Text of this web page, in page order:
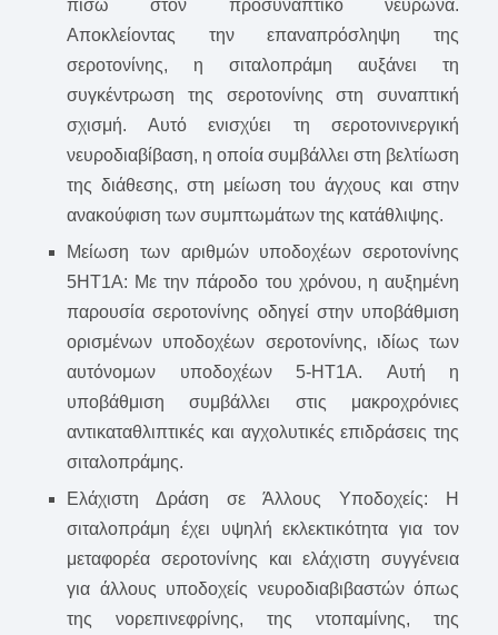
πίσω στον προσυναπτικό νευρώνα.
Αποκλείοντας την επαναπρόσληψη της
σεροτονίνης, η σιταλοπράμη αυξάνει τη
συγκέντρωση της σεροτονίνης στη συναπτική
σχισμή. Αυτό ενισχύει τη σεροτονινεργική
νευροδιαβίβαση, η οποία συμβάλλει στη βελτίωση
της διάθεσης, στη μείωση του άγχους και στην
ανακούφιση των συμπτωμάτων της κατάθλιψης.
Μείωση των αριθμών υποδοχέων σεροτονίνης
5HT1A: Με την πάροδο του χρόνου, η αυξημένη
παρουσία σεροτονίνης οδηγεί στην υποβάθμιση
ορισμένων υποδοχέων σεροτονίνης, ιδίως των
αυτόνομων υποδοχέων 5-HT1A. Αυτή η
υποβάθμιση συμβάλλει στις μακροχρόνιες
αντικαταθλιπτικές και αγχολυτικές επιδράσεις της
σιταλοπράμης.
Ελάχιστη Δράση σε Άλλους Υποδοχείς: Η
σιταλοπράμη έχει υψηλή εκλεκτικότητα για τον
μεταφορέα σεροτονίνης και ελάχιστη συγγένεια
για άλλους υποδοχείς νευροδιαβιβαστών όπως
της νορεπινεφρίνης, της ντοπαμίνης, της